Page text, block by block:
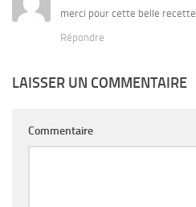
merci pour cette belle recette .
Répondre
LAISSER UN COMMENTAIRE
Commentaire